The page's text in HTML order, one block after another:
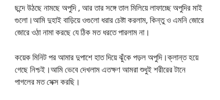
ছন্দে উঠছে নামছে অপুদি , আর তার সঙ্গে তাল মিলিয়ে লাফাচ্ছে অপুদির মাই
গুলো।আমি দুহাই বাড়িয়ে ওগুলো ধরার চেষ্টা করলাম, কিন্তু ও এমনি জোরে
জোরে ওঠা নামা করছে যে ঠিক মত ধরতে পারলাম না।
কয়েক মিনিট পর আমার দুপাশে হাত দিয়ে ঝুঁকে পড়ল অপুদি।ক্লান্ত হয়ে
গেছে নিশ্চই।আমি ভেবে দেখলাম এতক্ষণ আমরা শুধুই শরীরের টানে
পাগলের মত সেক্স করছি।